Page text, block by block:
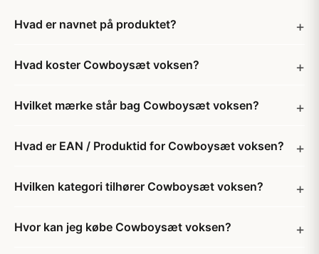
Hvad er navnet på produktet?
Hvad koster Cowboysæt voksen?
Hvilket mærke står bag Cowboysæt voksen?
Hvad er EAN / Produktid for Cowboysæt voksen?
Hvilken kategori tilhører Cowboysæt voksen?
Hvor kan jeg købe Cowboysæt voksen?